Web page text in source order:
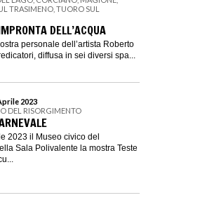
TRASIMENO, TUORO SUL
DELL’ACQUA
personale dell’artista Roberto
diffusa in sei diversi spa...
2023
DEL RISORGIMENTO
2023 il Museo civico del
Sala Polivalente la mostra Teste